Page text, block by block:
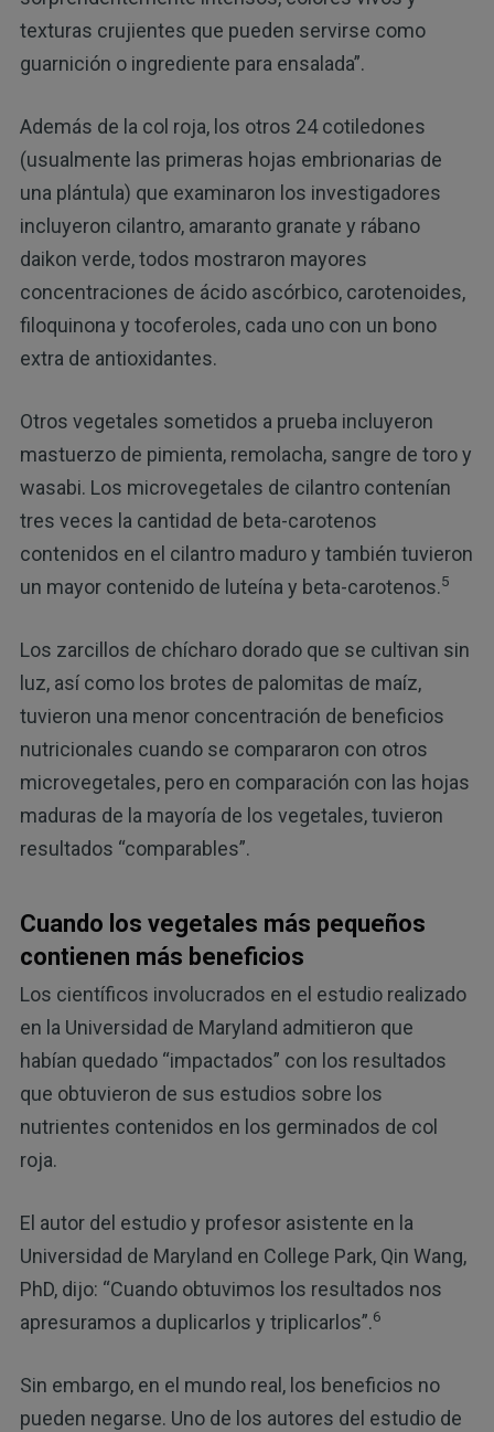
texturas crujientes que pueden servirse como
guarnición o ingrediente para ensalada”.
Además de la col roja, los otros 24 cotiledones
(usualmente las primeras hojas embrionarias de
una plántula) que examinaron los investigadores
incluyeron cilantro, amaranto granate y rábano
daikon verde, todos mostraron mayores
concentraciones de ácido ascórbico, carotenoides,
filoquinona y tocoferoles, cada uno con un bono
extra de antioxidantes.
Otros vegetales sometidos a prueba incluyeron
mastuerzo de pimienta, remolacha, sangre de toro y
wasabi. Los microvegetales de cilantro contenían
tres veces la cantidad de beta-carotenos
contenidos en el cilantro maduro y también tuvieron
un mayor contenido de luteína y beta-carotenos.5
Los zarcillos de chícharo dorado que se cultivan sin
luz, así como los brotes de palomitas de maíz,
tuvieron una menor concentración de beneficios
nutricionales cuando se compararon con otros
microvegetales, pero en comparación con las hojas
maduras de la mayoría de los vegetales, tuvieron
resultados “comparables”.
Cuando los vegetales más pequeños
contienen más beneficios
Los científicos involucrados en el estudio realizado
en la Universidad de Maryland admitieron que
habían quedado “impactados” con los resultados
que obtuvieron de sus estudios sobre los
nutrientes contenidos en los germinados de col
roja.
El autor del estudio y profesor asistente en la
Universidad de Maryland en College Park, Qin Wang,
PhD, dijo: “Cuando obtuvimos los resultados nos
apresuramos a duplicarlos y triplicarlos”.6
Sin embargo, en el mundo real, los beneficios no
pueden negarse. Uno de los autores del estudio de